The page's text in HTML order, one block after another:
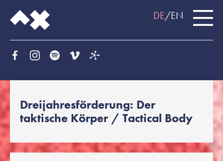
DE EN
Dreijahresförderung: Der
taktische Körper / Tactical Body